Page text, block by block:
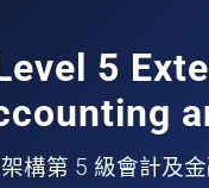
5
構第 5 級會計及